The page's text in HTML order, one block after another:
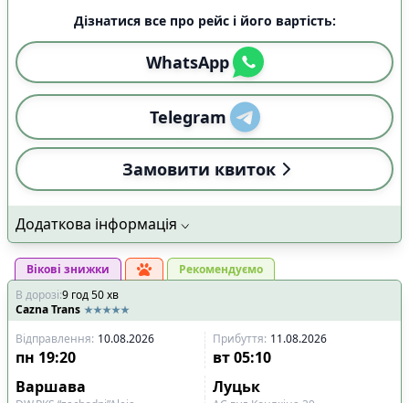
Дізнатися все про рейс і його вартість:
WhatsApp
Telegram
Замовити квиток
Додаткова інформація
Вікові знижки
Рекомендуємо
В дорозі:9 год50хв
Cazna Trans
Відправлення: 10.08.2026 Прибуття: 11.08.2026
пн 19:20 вт 05:10
Варшава
Луцьк